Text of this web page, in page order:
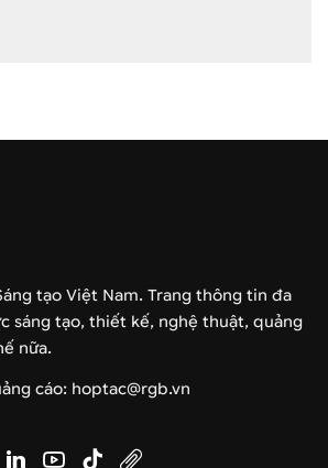
tạo Việt Nam. Trang thông tin đa
sáng tạo, thiết kế, nghệ thuật, quảng
nữa.
cáo: hoptac@rgb.vn